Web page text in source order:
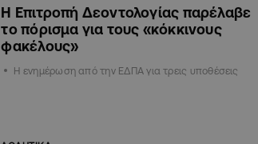
Η Επιτροπή Δεοντολογίας παρέλαβε
το πόρισμα για τους «κόκκινους
φακέλους»
Η ενημέρωση από την ΕΔΠΑ για τρεις υποθέσεις